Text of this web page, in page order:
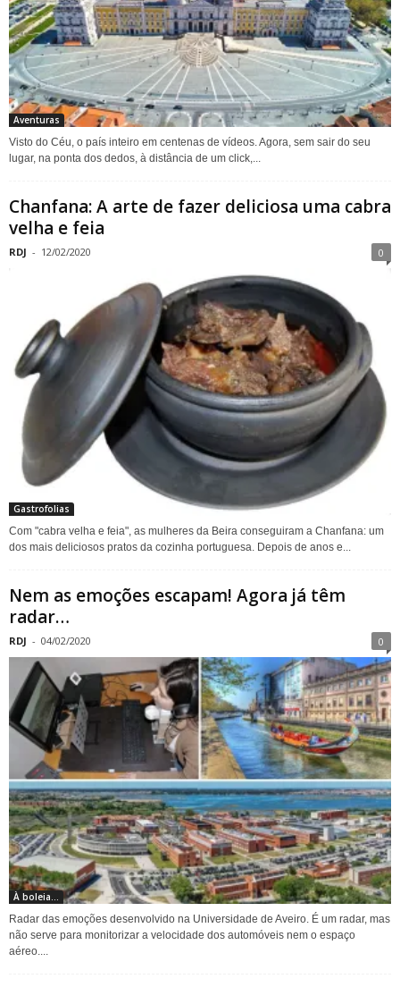
Aventuras
Visto do Céu, o país inteiro em centenas de vídeos. Agora, sem sair do seu
lugar, na ponta dos dedos, à distância de um click,...
Chanfana: A arte de fazer deliciosa uma cabra
velha e feia
RDJ - 12/02/2020 0
Gastrofolias
Com "cabra velha e feia", as mulheres da Beira conseguiram a Chanfana: um
dos mais deliciosos pratos da cozinha portuguesa. Depois de anos e...
Nem as emoções escapam! Agora já têm
radar…
RDJ - 04/02/2020 0
À boleia...
Radar das emoções desenvolvido na Universidade de Aveiro. É um radar, mas
não serve para monitorizar a velocidade dos automóveis nem o espaço
aéreo....